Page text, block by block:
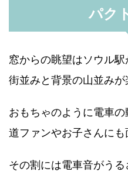
パク
窓からの眺望はソウル
街並みと背景の山並みが
おもちゃのように電車
道ファンやお子さんにも
その割には電車音がう